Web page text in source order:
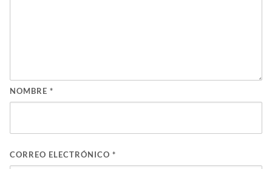
NOMBRE *
CORREO ELECTRÓNICO *